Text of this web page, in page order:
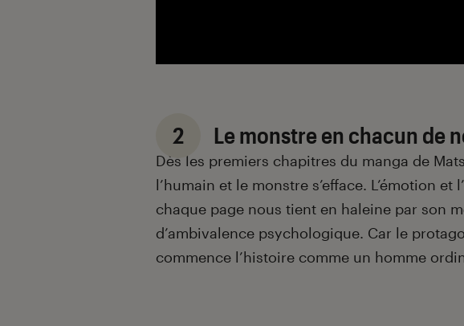
2 Le monstre en chacun de
Dès les premiers chapitres du manga de
l’humain et le monstre s’efface. L’émotion et
chaque page nous tient en haleine par son
d’ambivalence psychologique. Car le
commence l’histoire comme un homme